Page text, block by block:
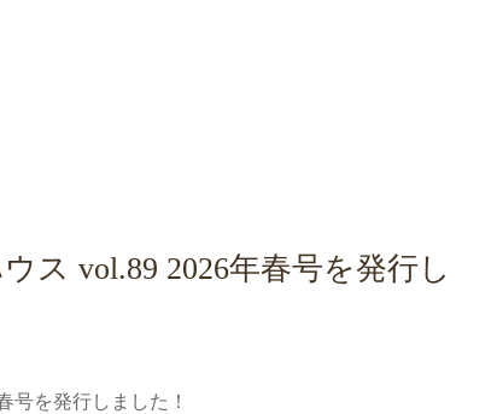
ス vol.89 2026年春号を発行し
号を発行しました！